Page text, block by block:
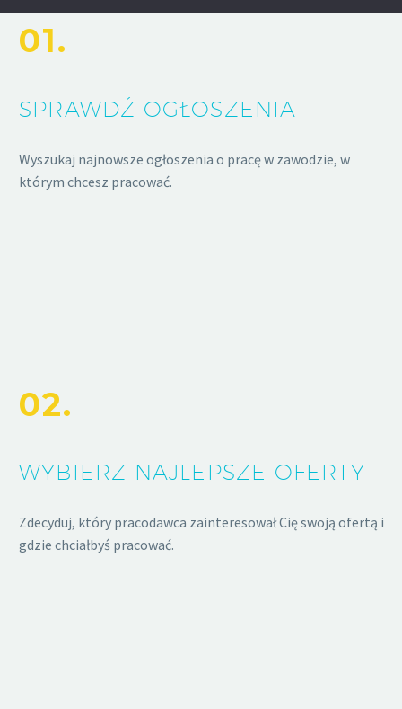
01.
SPRAWDŹ OGŁOSZENIA
Wyszukaj najnowsze ogłoszenia o pracę w zawodzie, w
którym chcesz pracować.
02.
WYBIERZ NAJLEPSZE OFERTY
Zdecyduj, który pracodawca zainteresował Cię swoją ofertą i
gdzie chciałbyś pracować.